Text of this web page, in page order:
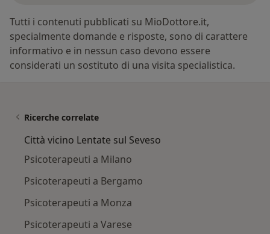
Tutti i contenuti pubblicati su MioDottore.it,
specialmente domande e risposte, sono di carattere
informativo e in nessun caso devono essere
considerati un sostituto di una visita specialistica.
Ricerche correlate
Città vicino Lentate sul Seveso
Psicoterapeuti a Milano
Psicoterapeuti a Bergamo
Psicoterapeuti a Monza
Psicoterapeuti a Varese